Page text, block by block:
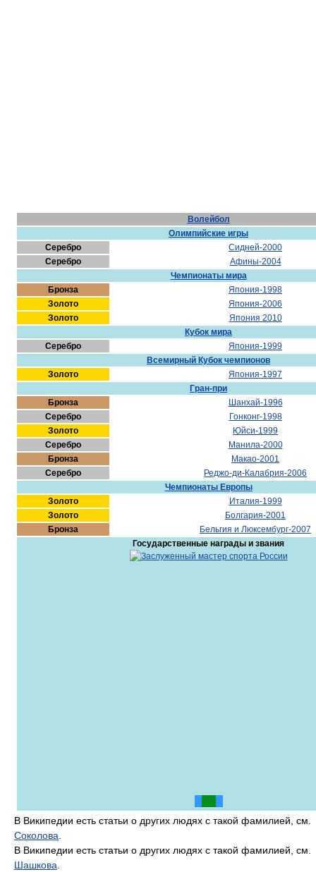
Волейбол
Олимпийские игры
Серебро
Сидней-2000
Серебро
Афины-2004
Чемпионаты мира
Бронза
Япония-1998
Золото
Япония-2006
Золото
Япония 2010
Кубок мира
Серебро
Япония-1999
Всемирный Кубок чемпионов
Золото
Япония-1997
Гран-при
Бронза
Шанхай-1996
Серебро
Гонконг-1998
Золото
Юйси-1999
Серебро
Манила-2000
Бронза
Макао-2001
Серебро
Реджо-ди-Калабрия-2006
Чемпионаты Европы
Золото
Италия-1999
Золото
Болгария-2001
Бронза
Бельгия и Люксембург-2007
Государственные награды и звания
В Википедии есть статьи о других людях с такой фамилией, см.
Соколова
В Википедии есть статьи о других людях с такой фамилией, см.
Шашкова